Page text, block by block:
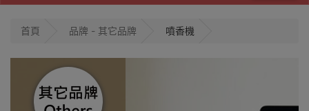
首頁 品牌 - 其它品牌 噴香機